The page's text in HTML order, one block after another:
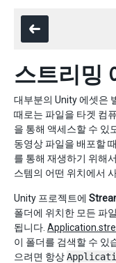
스트리밍
대부분의 Unity 에셋은
때로는 파일을 타겟 컴
을 통해 액세스할 수 있
동영상 파일을 배포할
를 통해 재생하기 위해
스템의 어떤 위치에서
Unity 프로젝트에
폴더에 위치한 모든 파
됩니다.
이 폴더를 검색할 수 있
으려면 항상